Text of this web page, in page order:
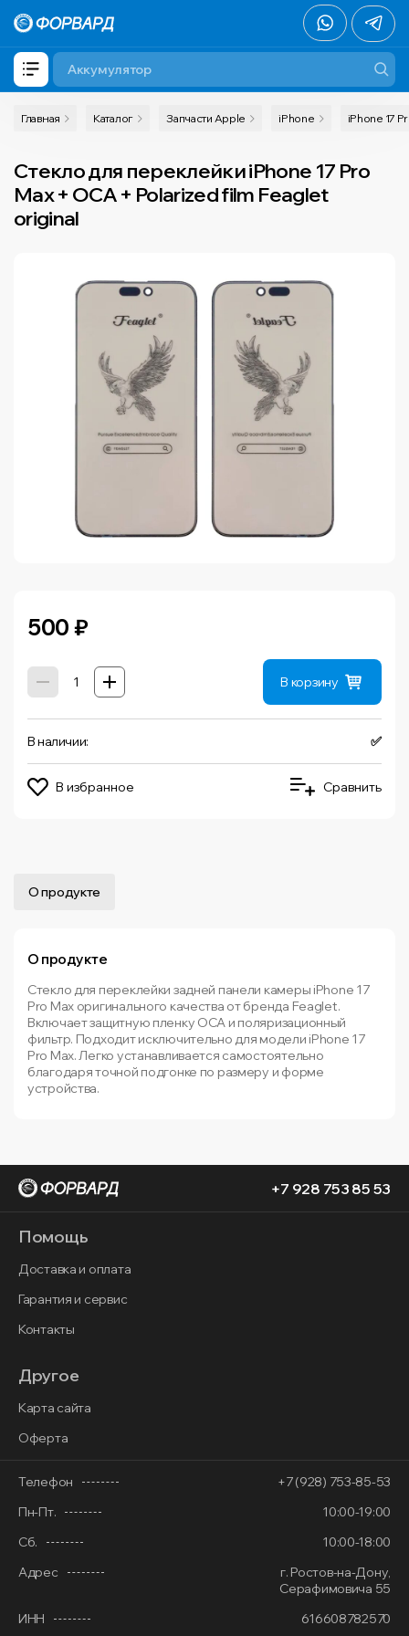
Главная Каталог Запчасти Apple iPhone iPhone 17
Стекло для переклейки iPhone 17 Pro
Max + OCA + Polarized film Feaglet
original
500 ₽
В корзину
В наличии: ✅
В избранное Сравнить
О продукте
О продукте
Стекло для переклейки задней панели камеры iPhone 17
Pro Max оригинального качества от бренда Feaglet.
Включает защитную пленку OCA и поляризационный
фильтр. Подходит исключительно для модели iPhone 17
Pro Max. Легко устанавливается самостоятельно
благодаря точной подгонке по размеру и форме
устройства.
+7 928 753 85 53
Помощь
Доставка и оплата
Гарантия и сервис
Контакты
Другое
Карта сайта
Оферта
Телефон
+7 (928) 753-85-53
Пн-Пт.
10:00-19:00
Сб.
10:00-18:00
Адрес
г. Ростов-на-Дону,
Серафимовича 55
ИНН
616608782570